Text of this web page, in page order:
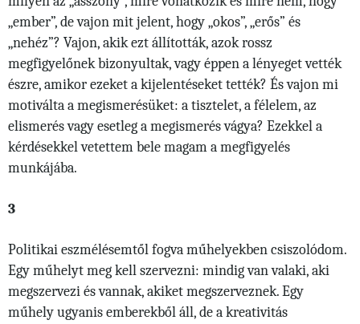
„ember”, de vajon mit jelent, hogy „okos”, „erős” és
„nehéz”? Vajon, akik ezt állították, azok rossz
megfigyelőnek bizonyultak, vagy éppen a lényeget vették
észre, amikor ezeket a kijelentéseket tették? És vajon mi
motiválta a megismerésüket: a tisztelet, a félelem, az
elismerés vagy esetleg a megismerés vágya? Ezekkel a
kérdésekkel vetettem bele magam a megfigyelés
munkájába.
3
Politikai eszmélésemtől fogva műhelyekben csiszolódom.
Egy műhelyt meg kell szervezni: mindig van valaki, aki
megszervezi és vannak, akiket megszerveznek. Egy
műhely ugyanis emberekből áll, de a kreativitás